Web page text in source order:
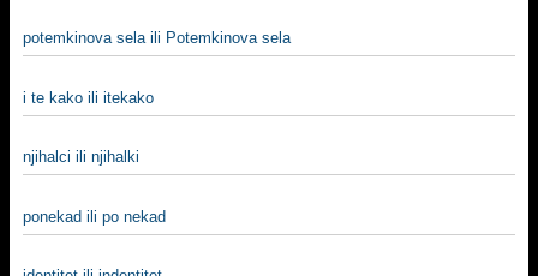
potemkinova sela ili Potemkinova sela
i te kako ili itekako
njihalci ili njihalki
ponekad ili po nekad